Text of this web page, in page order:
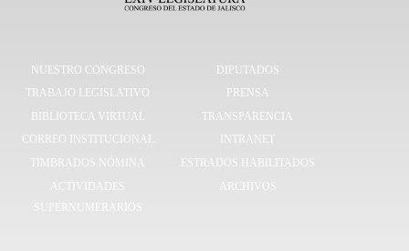
NUESTRO CONGRESO
DIPUTADOS
TRABAJO LEGISLATIVO
PRENSA
BIBLIOTECA VIRTUAL
TRANSPARENCIA
CORREO INSTITUCIONAL
INTRANET
TIMBRADOS NÓMINA
ESTRADOS HABILITADOS
ACTIVIDADES
SUPERNUMERARIOS
ARCHIVOS